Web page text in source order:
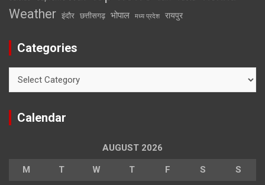
Weather इंदौर छत्तीसगढ़ भोपाल मध्य प्रदेश रायपुर
Categories
Calendar
AUGUST 2026
M T W T F S S